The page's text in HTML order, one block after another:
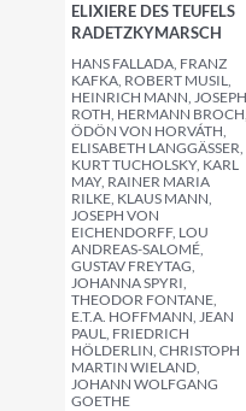
LIXIERE DES TEUFELS R
ADETZKYMARSCH
HANS FALLADA, FRANZ
KAFKA, ROBERT MUSIL,
HEINRICH MANN, JOSEPH
ROTH, HERMANN BROCH,
ÖDÖN VON HORVÁTH,
ELISABETH LANGGÄSSER,
KURT TUCHOLSKY, KARL
MAY, RAINER MARIA
RILKE, KLAUS MANN,
JOSEPH VON
EICHENDORFF, LOU
ANDREAS-SALOMÉ,
GUSTAV FREYTAG,
JOHANNA SPYRI,
THEODOR FONTANE,
E.T.A. HOFFMANN, JEAN
PAUL, FRIEDRICH
HÖLDERLIN, CHRISTOPH
MARTIN WIELAND,
JOHANN WOLFGANG
GOETHE